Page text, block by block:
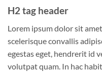
H2 tag header
Lorem ipsum dolor sit
scelerisque convallis
egestas eget, hendrerit id
volutpat quam. In hac